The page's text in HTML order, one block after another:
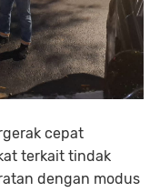
cepat
terkait tindak
dengan modus